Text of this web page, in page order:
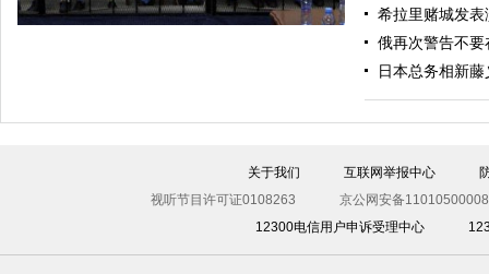
利比亚法庭开审卡扎菲政权高官
希拉里赌城发
俄再次警告不
日本总务相新
关于我们 互联网举报中心
视听节目许可证0108263
京公网安备
12300电信用户申诉受理中心